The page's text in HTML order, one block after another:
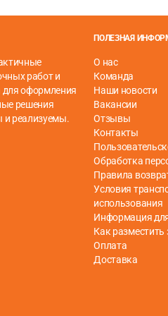
полимеров. Он
дерево, и практичны, как
работ и
для оформления
решения
и реализуемы.
ПОЛЕЗНАЯ
О нас
Команда
Наши новости
Вакансии
Отзывы
Контакты
Обработка
Правила
Условия
использования
Информация
Как разместить
Оплата
Доставка